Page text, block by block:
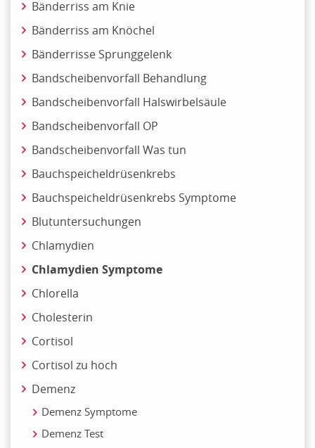
Bänderriss am Knie
Bänderriss am Knöchel
Bänderrisse Sprunggelenk
Bandscheibenvorfall Behandlung
Bandscheibenvorfall Halswirbelsäule
Bandscheibenvorfall OP
Bandscheibenvorfall Was tun
Bauchspeicheldrüsenkrebs
Bauchspeicheldrüsenkrebs Symptome
Blutuntersuchungen
Chlamydien
Chlamydien Symptome
Chlorella
Cholesterin
Cortisol
Cortisol zu hoch
Demenz
Demenz Symptome
Demenz Test